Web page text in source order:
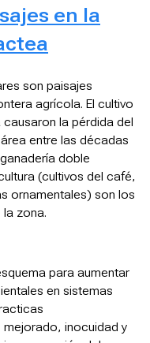
en la
son paisajes
agrícola. El cultivo
la pérdida del
entre las décadas
doble
(cultivos del café,
ornamentales) son los
zona.
para aumentar
en sistemas
inocuidad y